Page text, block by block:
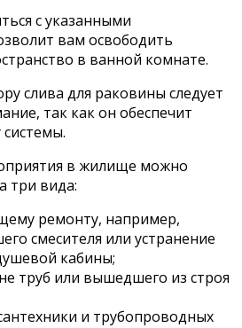
с указанными
вам освободить
в ванной комнате.
слива для раковины следует
так как он обеспечит
в жилище можно
три вида:
ремонту, например,
смесителя или устранение
кабины;
труб или вышедшего из строя
и трубопроводных